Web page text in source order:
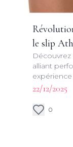
le slip
alliant
pour votre
22/12/2025
0